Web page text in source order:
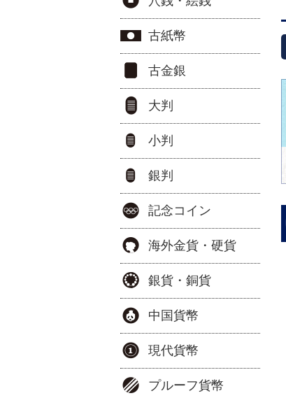
古紙幣
古金銀
大判
小判
銀判
記念コイン
海外金貨・硬貨
銀貨・銅貨
中国貨幣
現代貨幣
プルーフ貨幣